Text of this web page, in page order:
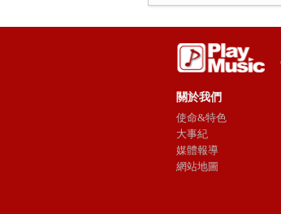
關於我們
使命&特色
大事紀
媒體報導
網站地圖